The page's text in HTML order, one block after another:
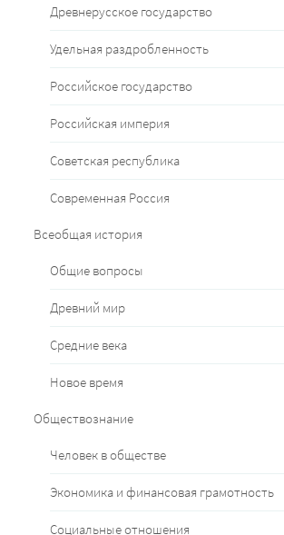
Древнерусское государство
Удельная раздробленность
Российское государство
Российская империя
Советская республика
Современная Россия
Всеобщая история
Общие вопросы
Древний мир
Средние века
Новое время
Обществознание
Человек в обществе
Экономика и финансовая грамотность
Социальные отношения